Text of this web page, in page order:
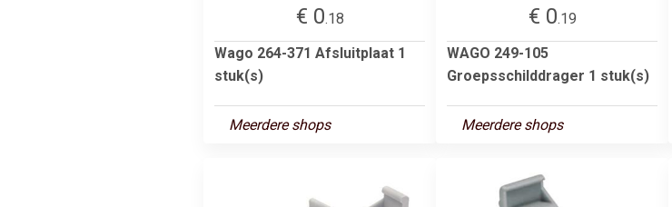
€ 0.18
Wago 264-371 Afsluitplaat 1
stuk(s)
Meerdere shops
€ 0.19
WAGO 249-105
Groepsschilddrager 1 stuk(s)
Meerdere shops